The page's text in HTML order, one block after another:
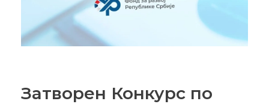
Затворен Конкурс по